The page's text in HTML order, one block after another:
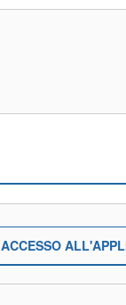
ACCESSO